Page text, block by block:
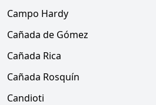
Campo Hardy
Cañada de Gómez
Cañada Rica
Cañada Rosquín
Candioti